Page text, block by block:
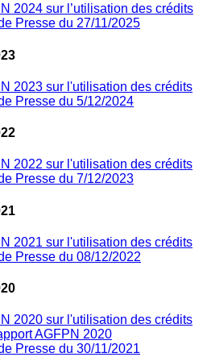
2024 sur l’utilisation des crédits
Presse du 27/11/2025
2023 sur l'utilisation des crédits
Presse du 5/12/2024
2022 sur l'utilisation des crédits
Presse du 7/12/2023
2021 sur l'utilisation des crédits
Presse du 08/12/2022
2020 sur l'utilisation des crédits
AGFPN 2020
Presse du 30/11/2021